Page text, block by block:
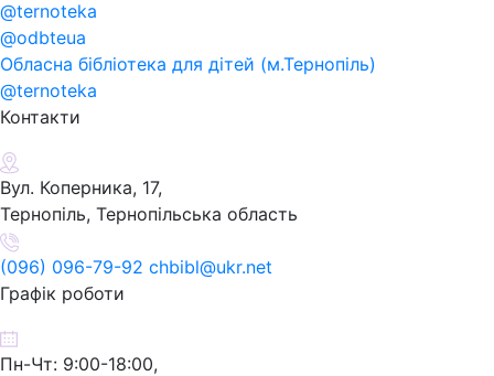
@ternoteka
@odbteua
Обласна бібліотека для дітей (м.Тернопіль)
@ternoteka
Контакти
Вул. Коперника, 17,
Тернопіль, Тернопільська область
(096) 096-79-92 chbibl@ukr.net
Графік роботи
Пн-Чт: 9:00-18:00,